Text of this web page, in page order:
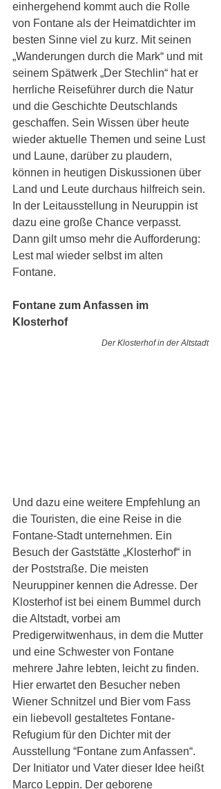
einhergehend kommt auch die Rolle
von Fontane als der Heimatdichter im
besten Sinne viel zu kurz. Mit seinen
„Wanderungen durch die Mark“ und mit
seinem Spätwerk „Der Stechlin“ hat er
herrliche Reiseführer durch die Natur
und die Geschichte Deutschlands
geschaffen. Sein Wissen über heute
wieder aktuelle Themen und seine Lust
und Laune, darüber zu plaudern,
können in heutigen Diskussionen über
Land und Leute durchaus hilfreich sein.
In der Leitausstellung in Neuruppin ist
dazu eine große Chance verpasst.
Dann gilt umso mehr die Aufforderung:
Lest mal wieder selbst im alten
Fontane.
Fontane zum Anfassen im
Klosterhof
Der Klosterhof in der Altstadt
Und dazu eine weitere Empfehlung an
die Touristen, die eine Reise in die
Fontane-Stadt unternehmen. Ein
Besuch der Gaststätte „Klosterhof“ in
der Poststraße. Die meisten
Neuruppiner kennen die Adresse. Der
Klosterhof ist bei einem Bummel durch
die Altstadt, vorbei am
Predigerwitwenhaus, in dem die Mutter
und eine Schwester von Fontane
mehrere Jahre lebten, leicht zu finden.
Hier erwartet den Besucher neben
Wiener Schnitzel und Bier vom Fass
ein liebevoll gestaltetes Fontane-
Refugium für den Dichter mit der
Ausstellung “Fontane zum Anfassen“.
Der Initiator und Vater dieser Idee heißt
Marco Leppin. Der geborene